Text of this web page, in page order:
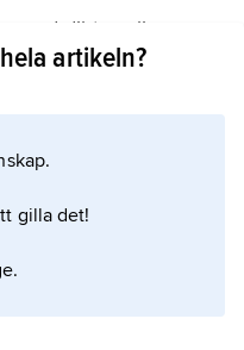
med diktsamlingen
Nat”. Efter en
artikeln?
gilla det!